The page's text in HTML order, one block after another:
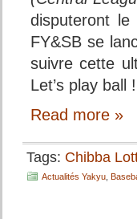
disputeront
FY&SB se
suivre cette
Let’s play ball
Read more »
Tags: Chibba
Actualités Yakyu